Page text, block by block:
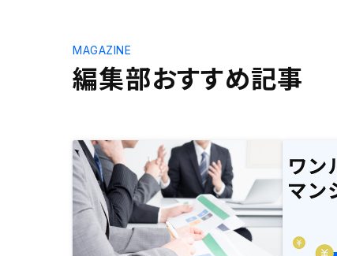
編集部おすすめ記事
MAGAZINE